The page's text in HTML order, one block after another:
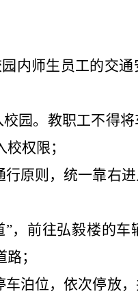
内师生员工的交通
园。教职工不得
权限；
原则，统一靠右
，前往弘毅楼的
；
泊位，依次停放，